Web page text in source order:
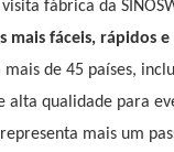
mais fáceis, rápidos e
de 45 países,
alta qualidade para
mais um